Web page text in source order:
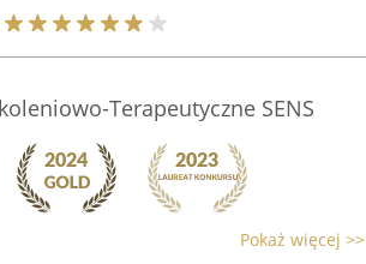
Terapeutyczne SENS
Pokaż więcej >>